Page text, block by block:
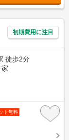
初期費用に注目
徒歩2分
ト無料